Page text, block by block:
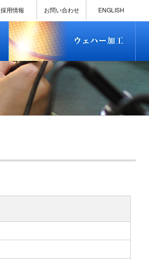
ハ
い）
採用情報 お問い合わせ ENGLISH
半導体プロセス受託加工サービス
MEMS ファウンドリーサービス
精密貫通孔加工
テスト用膜付きウェハー
評価用めっき付きシリコンウエ
研削研磨・ダイシング加工
ダイヤモンドワイヤー販売
ウェハー加工実績
ウェハー販売(Si/SOI/SiC/GaAs)
ウェハーケース販売
ICP-MS汚染分析受託サービス
TXRF汚染分析受託サービス
石英基板・ガラスウェハ加工
恋する半導体（セミコイ）
恋するパワー半導体（つよこ